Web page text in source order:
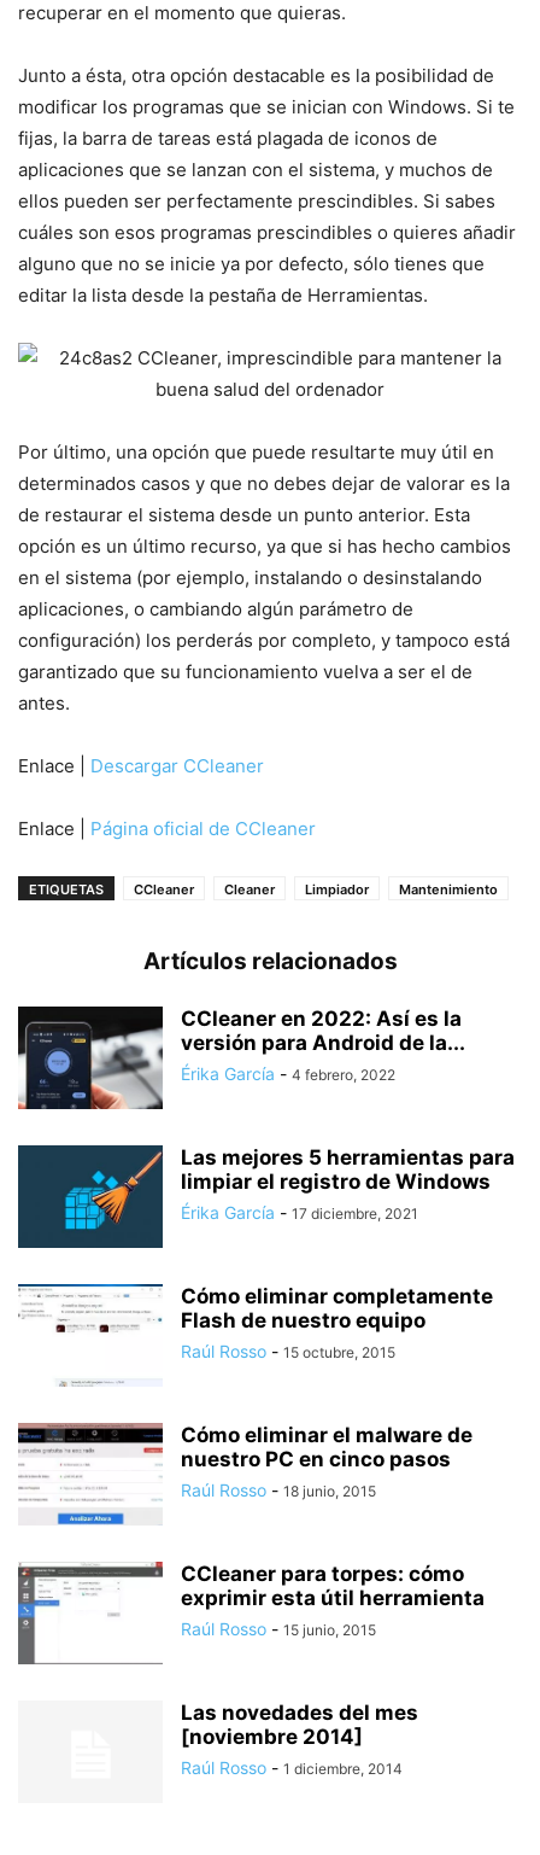
recuperar en el momento que quieras.
Junto a ésta, otra opción destacable es la posibilidad de
modificar los programas que se inician con Windows. Si te
fijas, la barra de tareas está plagada de iconos de
aplicaciones que se lanzan con el sistema, y muchos de
ellos pueden ser perfectamente prescindibles. Si sabes
cuáles son esos programas prescindibles o quieres añadir
alguno que no se inicie ya por defecto, sólo tienes que
editar la lista desde la pestaña de Herramientas.
Por último, una opción que puede resultarte muy útil en
determinados casos y que no debes dejar de valorar es la
de restaurar el sistema desde un punto anterior. Esta
opción es un último recurso, ya que si has hecho cambios
en el sistema (por ejemplo, instalando o desinstalando
aplicaciones, o cambiando algún parámetro de
configuración) los perderás por completo, y tampoco está
garantizado que su funcionamiento vuelva a ser el de
antes.
Enlace | Descargar CCleaner
Enlace | Página oficial de CCleaner
ETIQUETAS CCleaner Cleaner Limpiador Mantenimiento
Artículos relacionados
CCleaner en 2022: Así es la
versión para Android de la...
Érika García - 4 febrero, 2022
Las mejores 5 herramientas para
limpiar el registro de Windows
Érika García - 17 diciembre, 2021
Cómo eliminar completamente
Flash de nuestro equipo
Raúl Rosso - 15 octubre, 2015
Cómo eliminar el malware de
nuestro PC en cinco pasos
Raúl Rosso - 18 junio, 2015
CCleaner para torpes: cómo
exprimir esta útil herramienta
Raúl Rosso - 15 junio, 2015
Las novedades del mes
[noviembre 2014]
Raúl Rosso - 1 diciembre, 2014